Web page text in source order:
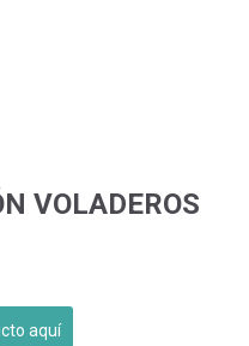
VOLADEROS
aquí